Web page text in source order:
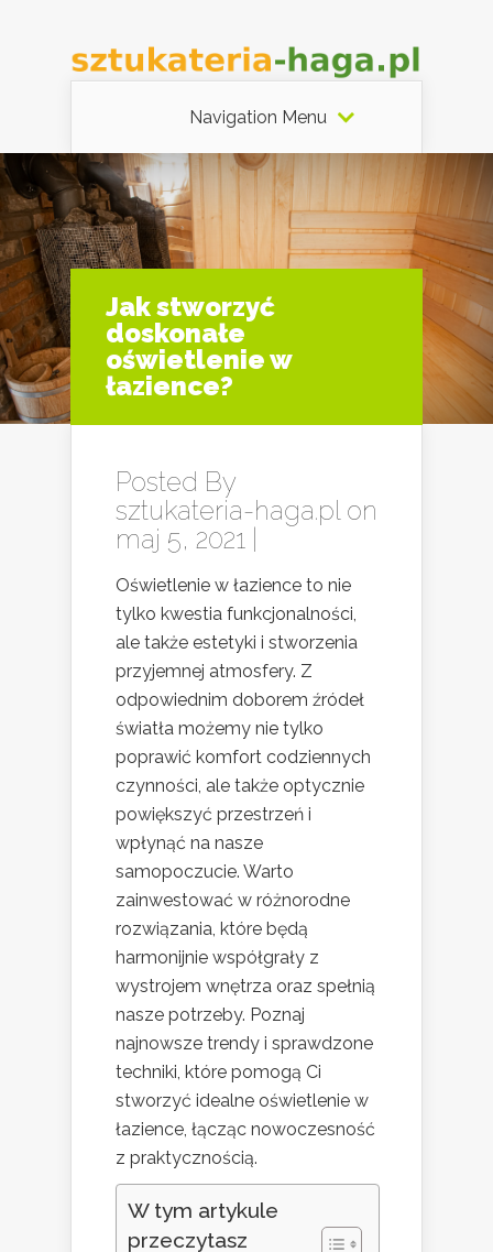
Navigation Menu
Jak stworzyć
doskonałe
oświetlenie w
łazience?
Posted By
sztukateria-haga.plon
maj 5, 2021 |
Oświetlenie w łazience to nie
tylko kwestia funkcjonalności,
ale także estetyki i stworzenia
przyjemnej atmosfery. Z
odpowiednim doborem źródeł
światła możemy nie tylko
poprawić komfort codziennych
czynności, ale także optycznie
powiększyć przestrzeń i
wpłynąć na nasze
samopoczucie. Warto
zainwestować w różnorodne
rozwiązania, które będą
harmonijnie współgrały z
wystrojem wnętrza oraz spełnią
nasze potrzeby. Poznaj
najnowsze trendy i sprawdzone
techniki, które pomogą Ci
stworzyć idealne oświetlenie w
łazience, łącząc nowoczesność
z praktycznością.
W tym artykule
przeczytasz